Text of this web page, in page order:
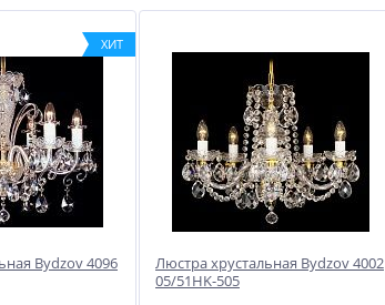
ХИТ
Bydzov 4096
Люстра хрустальная Bydzov 4002
05/51HK-505